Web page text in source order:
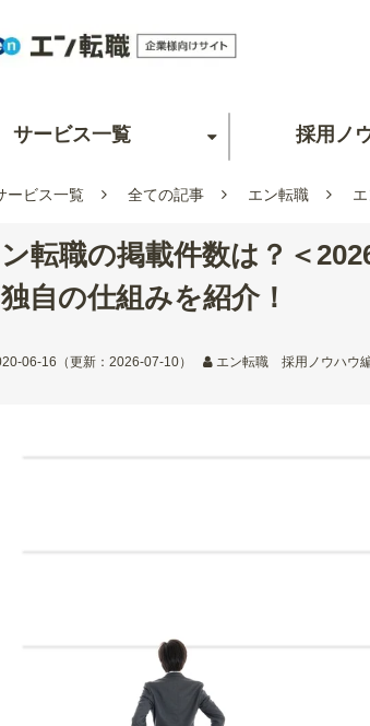
サービス一覧 採用ノ
ービス一覧 全ての記事 エン転職
転職の掲載件数は？＜
自の仕組みを紹介！
06-16 （更新： 2026-07-10） エン転職 採用ノウハウ